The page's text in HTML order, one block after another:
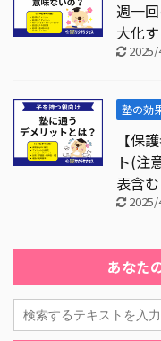
週一
大化
塾の効
【保
ト(注
表含む
あなた